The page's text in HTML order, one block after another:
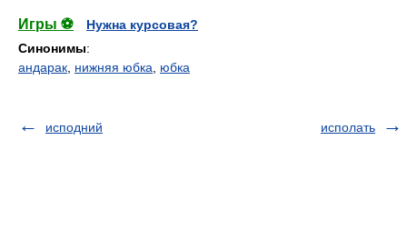
Игры ⚽
Нужна курсовая?
Синонимы:
андарак нижняя юбка юбка
исподний исполать